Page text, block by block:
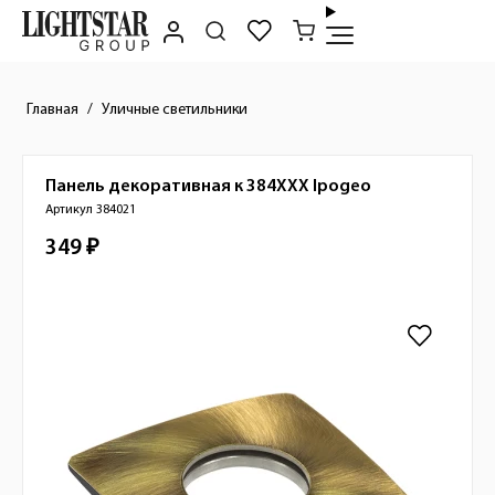
Главная Уличные светильники
Краткое описание товара
Панель декоративная к 384XXX Ipogeo
Артикул 384021
Стоимость товара
349 ₽